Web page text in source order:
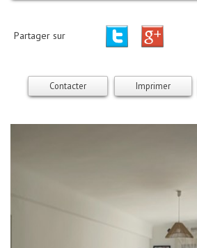
Partager sur
Contacter Imprimer